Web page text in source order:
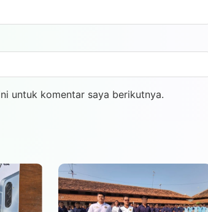
untuk komentar saya berikutnya.